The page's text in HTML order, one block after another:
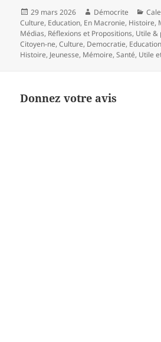
Publié
le
29 mars 2026 Auteur
Démocrite
Culture, Education, En Macronie, Histoire,
Médias, Réflexions et Propositions, Utile &
Citoyen-ne,Culture, Democratie,
Histoire, Jeunesse, Mémoire,Santé, Utile
Donnez votre avis